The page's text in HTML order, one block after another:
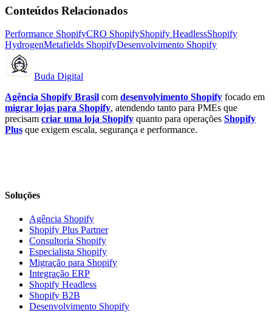
Conteúdos Relacionados
Performance ShopifyCRO ShopifyShopify HeadlessShopify
HydrogenMetafields ShopifyDesenvolvimento Shopify
Buda Digital
Agência Shopify Brasil com desenvolvimento Shopify focado em
migrar lojas para Shopify, atendendo tanto para PMEs que
precisam criar uma loja Shopify quanto para operações Shopify
Plus que exigem escala, segurança e performance.
Soluções
Agência Shopify
Shopify Plus Partner
Consultoria Shopify
Especialista Shopify
Migração para Shopify
Integração ERP
Shopify Headless
Shopify B2B
Desenvolvimento Shopify